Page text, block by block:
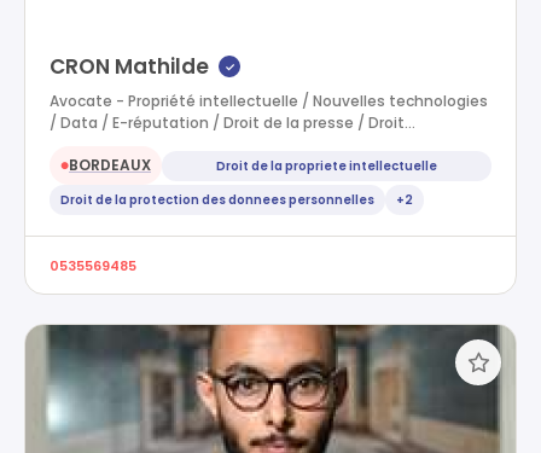
CRON Mathilde ✓
Avocate - Propriété intellectuelle / Nouvelles technologies
/ Data / E-réputation / Droit de la presse / Droit…
●BORDEAUX
Droit de la propriete intellectuelle
Droit de la protection des donnees personnelles
+2
0535569485